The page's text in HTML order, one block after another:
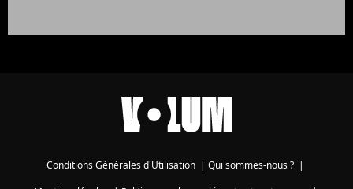
Conditions Générales d'Utilisation | Qui sommes-nous ? |